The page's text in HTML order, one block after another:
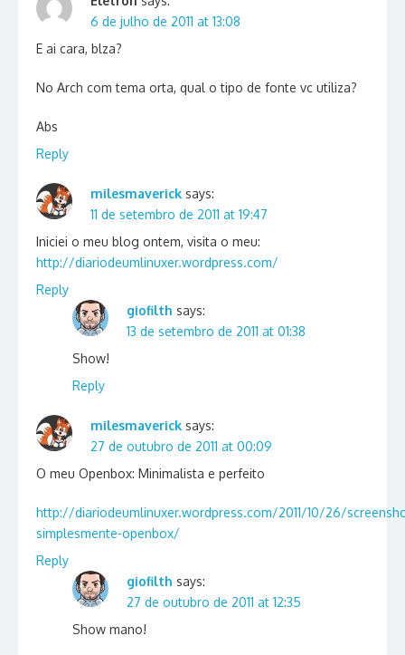
6 de julho de 2011 at 13:08
E ai cara, blza?
No Arch com tema orta, qual o tipo de fonte vc utiliza?
Abs
Reply
milesmaverick says:
11 de setembro de 2011 at 19:47
Iniciei o meu blog ontem, visita o meu:
http://diariodeumlinuxer.wordpress.com/
Reply
giofilth says:
13 de setembro de 2011 at 01:38
Show!
Reply
milesmaverick says:
27 de outubro de 2011 at 00:09
O meu Openbox: Minimalista e perfeito
http://diariodeumlinuxer.wordpress.com/2011/10/26/
simplesmente-openbox/
Reply
giofilth says:
27 de outubro de 2011 at 12:35
Show mano!